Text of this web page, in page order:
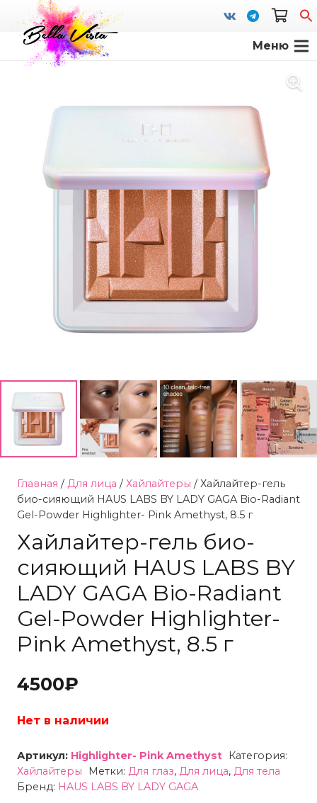
Меню
Главная / Для лица /Хайлайтеры / Хайлайтер-гель
био-сияющий HAUS LABS BY LADY GAGA Bio-Radiant
Gel-Powder Highlighter- Pink Amethyst, 8.5 г
Хайлайтер-гель био-
сияющий HAUS LABS BY
LADY GAGA Bio-Radiant
Gel-Powder Highlighter-
Pink Amethyst, 8.5 г
4500₽
Нет в наличии
Артикул: Highlighter- Pink Amethyst
Категория:
Хайлайтеры
Метки: Для глаз, Для лица, Для тела
Бренд: HAUS LABS BY LADY GAGA